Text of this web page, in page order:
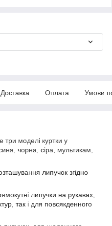
Доставка Оплата Умови
три моделі куртки у
чорна, сіра, мультикам,
липучок згідно
липучки на рукавах,
так і для повсякденного